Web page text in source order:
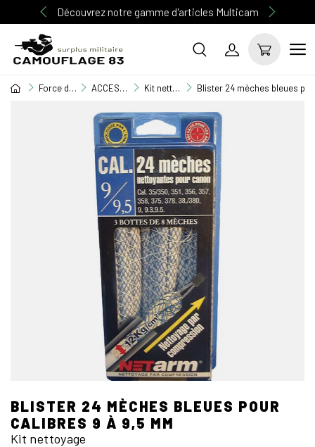
Découvrez notre gamme d'articles Multicam
Force de l'ordre ACCESSOIRES FORCES DE L'ORDRE Kit nettoyage Blister 24 mèches bleues
BLISTER 24 MÈCHES BLEUES POUR
CALIBRES 9 À 9,5 MM
Kit nettoyage